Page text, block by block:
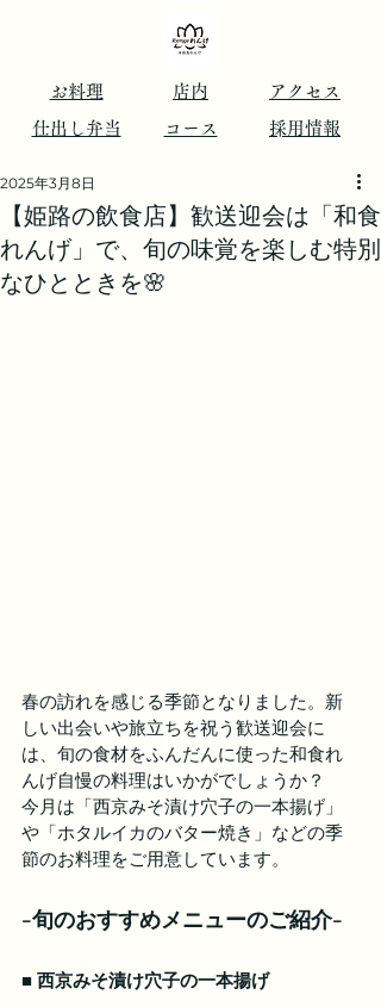
​お料理 店内 アクセス
仕出し弁当 コース ​採用情報
【姫路の飲食店】歓送迎会は「和食
れんげ」で、旬の味覚を楽しむ特別
なひとときを🌸
2025年3月8日
春の訪れを感じる季節となりました。新
しい出会いや旅立ちを祝う歓送迎会に
は、旬の食材をふんだんに使った和食れ
んげ自慢の料理はいかがでしょうか？
今月は「西京みそ漬け穴子の一本揚げ」
や「ホタルイカのバター焼き」などの季
節のお料理をご用意しています。
-旬のおすすめメニューのご紹介-
■ 西京みそ漬け穴子の一本揚げ